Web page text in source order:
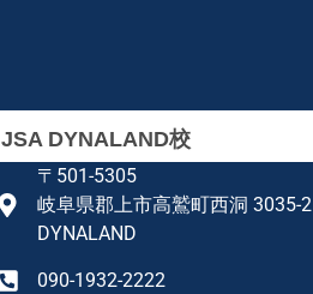
JSA DYNALAND校
〒501-5305
岐阜県郡上市高鷲町西洞 3035-2
DYNALAND
090-1932-2222